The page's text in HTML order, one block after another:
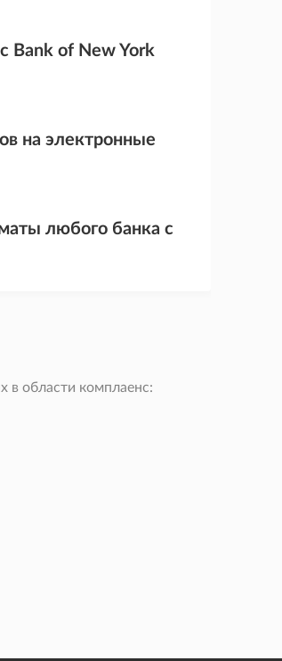
Bank of New York
на электронные
любого банка с
в области комплаенс: